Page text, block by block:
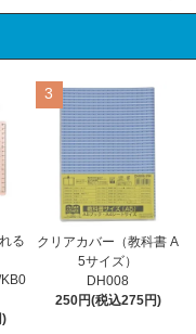
る
)
3
クリアカバー（教科書 A
5サイズ）
DH008
250円(税込275円)